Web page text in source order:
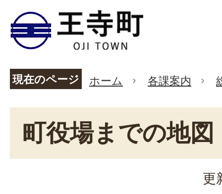
現在のページ ホーム 各課案内
町役場までの地
更